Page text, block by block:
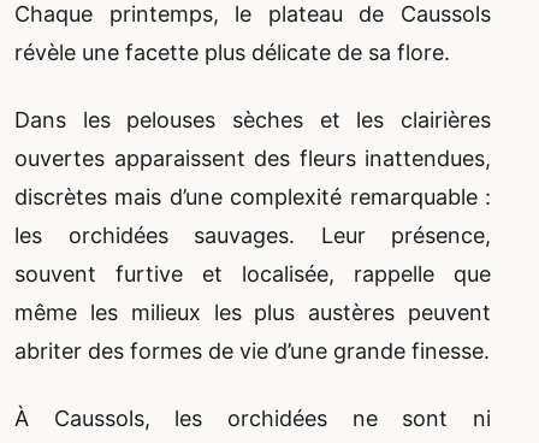
Chaque printemps, le plateau de Caussols
révèle une facette plus délicate de sa flore.
Dans les pelouses sèches et les clairières
ouvertes apparaissent des fleurs inattendues,
discrètes mais d’une complexité remarquable :
les orchidées sauvages. Leur présence,
souvent furtive et localisée, rappelle que
même les milieux les plus austères peuvent
abriter des formes de vie d’une grande finesse.
À Caussols, les orchidées ne sont ni